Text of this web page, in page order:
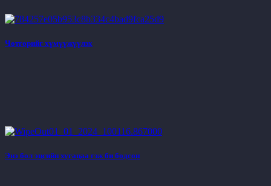
Чөтгөрийг хүмүүжүүлэх
Энэ бол эцсийн хугацаа гэж би бодсон